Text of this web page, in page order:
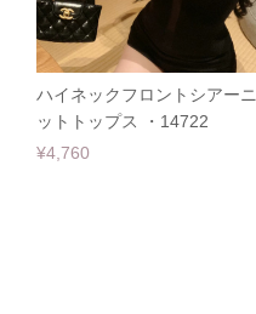
ハイネックフロントシアーニ
ットトップス ・14722
¥4,760